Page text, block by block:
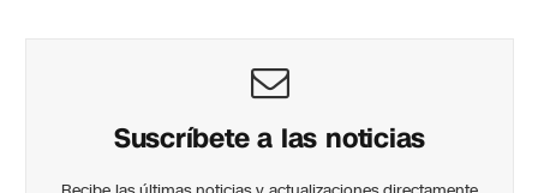
Suscríbete a las noticias